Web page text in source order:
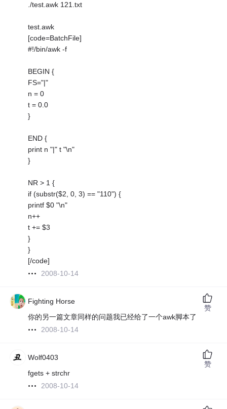
./test.awk 121.txt
test.awk
[code=BatchFile]
#!/bin/awk -f
BEGIN {
FS="|"
n = 0
t = 0.0
}
END {
print n "|" t "\n"
}
NR > 1 {
if (substr($2, 0, 3) == "110") {
printf $0 "\n"
n++
t += $3
}
}
[/code]
2008-10-14
Fighting Horse
你的另一篇文章同样的问题我已经给了一个awk脚本了
2008-10-14
赞
Wolf0403
fgets + strchr
2008-10-14
赞